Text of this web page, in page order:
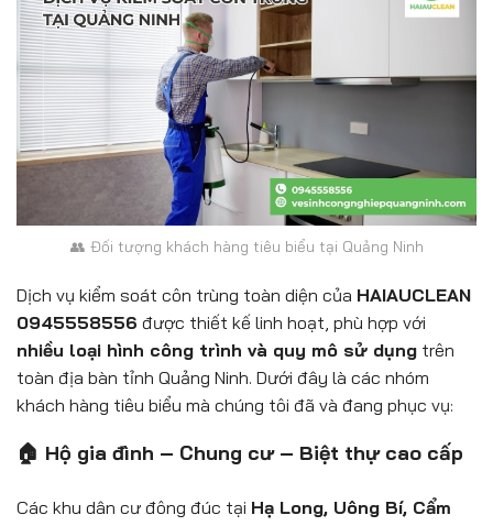
👥 Đối tượng khách hàng tiêu biểu tại Quảng Ninh
Dịch vụ kiểm soát côn trùng toàn diện của HAIAUCLEAN
0945558556 được thiết kế linh hoạt, phù hợp với
nhiều loại hình công trình và quy mô sử dụng trên
toàn địa bàn tỉnh Quảng Ninh. Dưới đây là các nhóm
khách hàng tiêu biểu mà chúng tôi đã và đang phục vụ:
🏠 Hộ gia đình – Chung cư – Biệt thự cao cấp
Các khu dân cư đông đúc tại Hạ Long, Uông Bí, Cẩm